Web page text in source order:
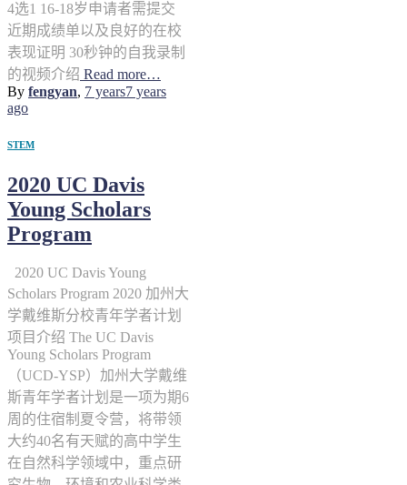
4选1 16-18岁申请者需提交
近期成绩单以及良好的在校
表现证明 30秒钟的自我录制
的视频介绍 Read more…
By fengyan, 7 years7 years
ago
STEM
2020 UC Davis
Young Scholars
Program
2020 UC Davis Young
Scholars Program 2020 加州大
学戴维斯分校青年学者计划
项目介绍 The UC Davis
Young Scholars Program
（UCD-YSP）加州大学戴维
斯青年学者计划是一项为期6
周的住宿制夏令营，将带领
大约40名有天赋的高中学生
在自然科学领域中，重点研